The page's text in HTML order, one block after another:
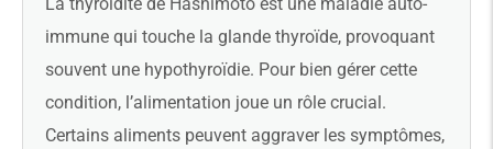
immune qui touche la glande thyroïde, provoquant
souvent une hypothyroïdie. Pour bien gérer cette
condition, l’alimentation joue un rôle crucial.
Certains aliments peuvent aggraver les symptômes,